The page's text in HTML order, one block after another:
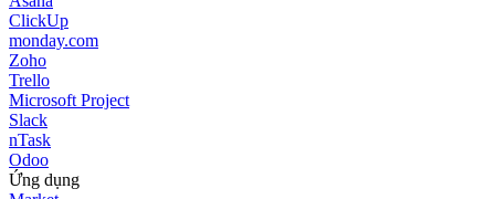
ClickUp
monday.com
Zoho
Trello
Microsoft Project
Slack
nTask
Odoo
Ứng dụng